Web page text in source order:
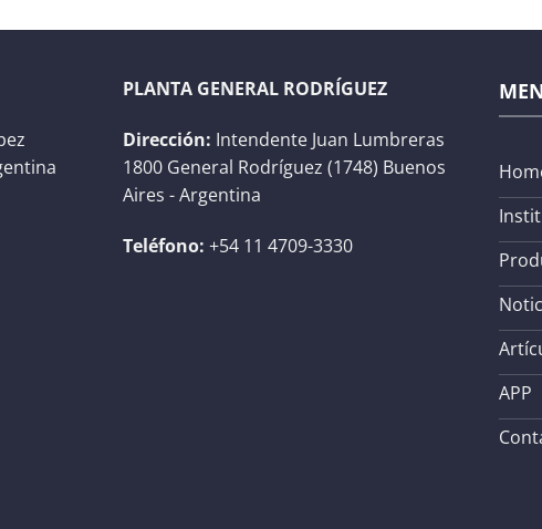
PLANTA GENERAL RODRÍGUEZ
Dirección: Intendente Juan Lumbreras
1800 General Rodríguez (1748) Buenos
Aires - Argentina
Teléfono: +54 11 4709-3330
APP